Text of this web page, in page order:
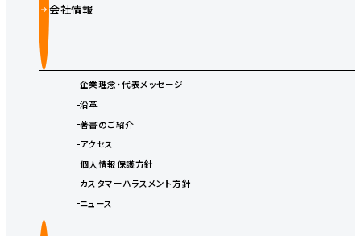
会社情報
企業理念・代表メッセージ
沿革
著書のご紹介
アクセス
個人情報保護方針
カスタマーハラスメント方針
ニュース